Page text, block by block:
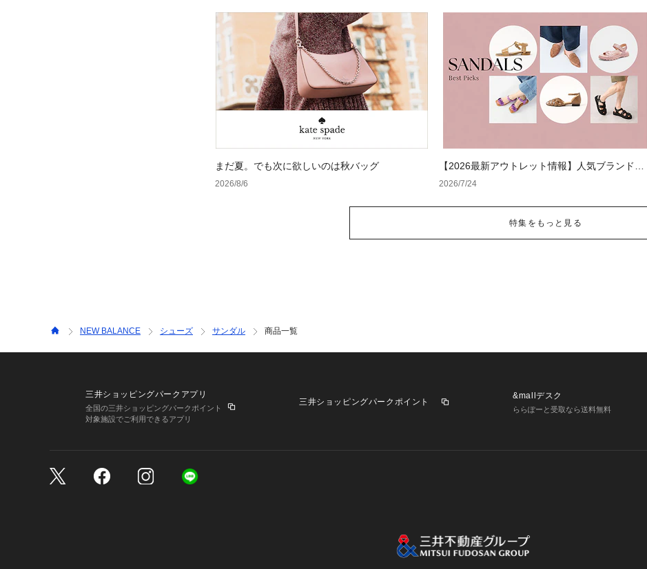
まだ夏。でも次に欲しいのは秋バッグ
2026/8/6
【2026最新アウトレット情報】人気ブランドの
サンダルが最大70%OFF！おすすめサンダル特集
2026/7/24
特集をもっと見る
NEW BALANCE シューズ サンダル 商品一覧
三井ショッピングパークアプリ
全国の三井ショッピングパークポイント
対象施設でご利用できるアプリ
三井ショッピングパークポイント
&mallデスク
ららぽーと受取なら送料無料
個人情報保護方針 個人情報の取り扱いについて